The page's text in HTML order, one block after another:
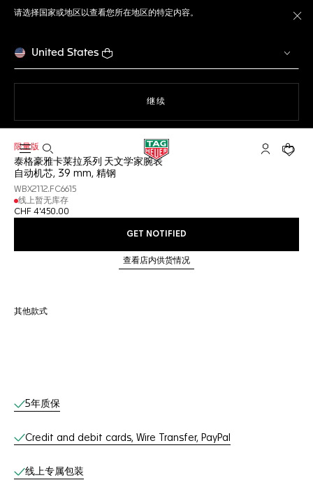
请选择国家或地区以查看您所在地区的特定内容。
United States
继续
打开搜索 My TAG您的
限量版
泰格豪雅卡莱拉系列 天文学家腕表
自动机芯, 39 mm, 精钢
WBX2112.FC6615
线上暂无库存
CHF 4'450.00
GET NOTIFIED
查看店内供货情况
其他款式
线上服务
5年质保
Credit and debit cards, Wire Transfer, PayPal
线上专属包装